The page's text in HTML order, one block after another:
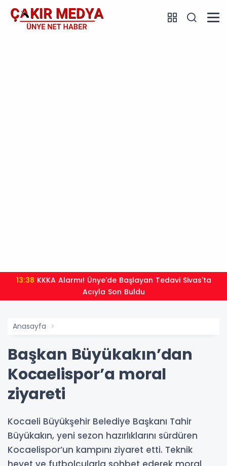
13:38
Acıyla Son Buldu
Anasayfa
Başkan Büyükakın’dan
Kocaelispor’a moral
ziyareti
Kocaeli Büyükşehir Belediye Başkanı Tahir
Büyükakın, yeni sezon hazırlıklarını sürdüren
Kocaelispor’un kampını ziyaret etti. Teknik